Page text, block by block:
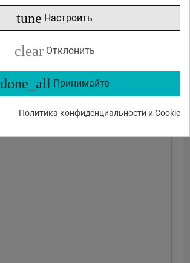
tune Настроить
clear Отклонить
done_all Принимайте
Политика конфиденциальности и Cookie